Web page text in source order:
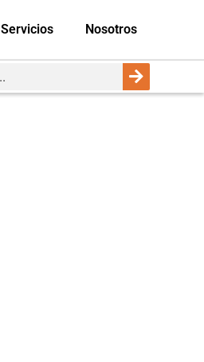
Servicios Nosotros